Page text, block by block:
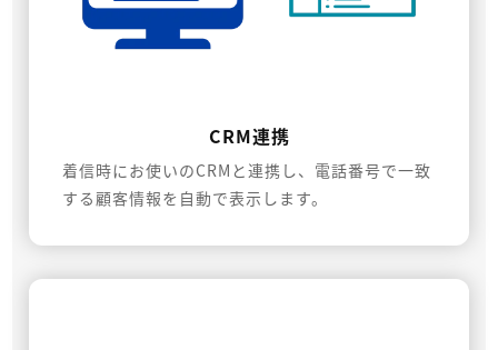
CRM連携
着信時にお使いのCRMと連携し、電話番号で一致
する顧客情報を自動で表示します。